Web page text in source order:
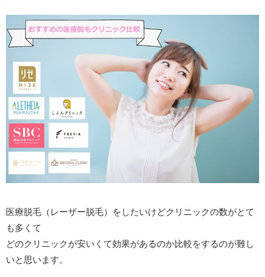
医療脱毛（レーザー脱毛）をしたいけどクリニックの数がとて
も多くて
どのクリニックが安いくて効果があるのか比較をするのが難し
いと思います。